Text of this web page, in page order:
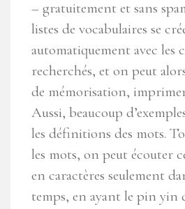
– gratuitement et sans
listes de vocabulaires se
automatiquement avec les
recherchés, et on peut
de mémorisation,
Aussi, beaucoup
les définitions des mots.
les mots, on peut écouter
en caractères seulement
temps, en ayant le pin yin